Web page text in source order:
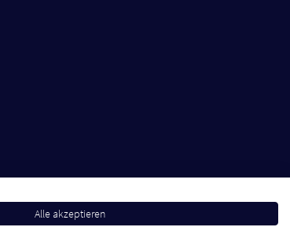
Alle akzeptieren